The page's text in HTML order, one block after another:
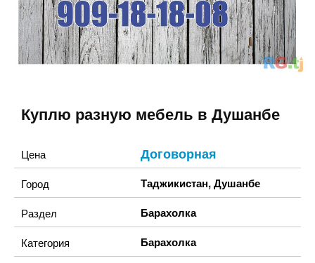
Куплю разную мебель в Душанбе
Цена Договорная
Город Таджикистан,Душанбе
Раздел Барахолка
Категория Барахолка